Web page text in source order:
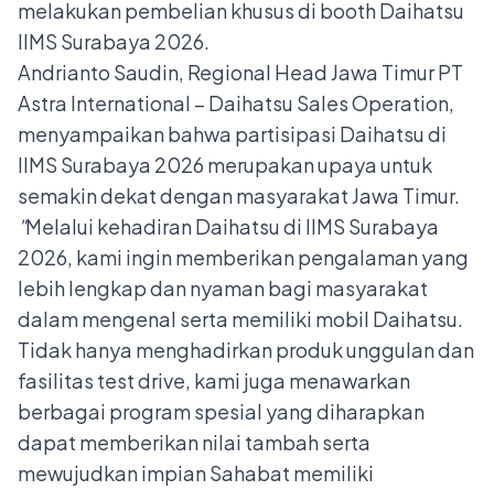
melakukan pembelian khusus di booth Daihatsu
IIMS Surabaya 2026.
Andrianto Saudin, Regional Head Jawa Timur PT
Astra International – Daihatsu Sales Operation,
menyampaikan bahwa partisipasi Daihatsu di
IIMS Surabaya 2026 merupakan upaya untuk
semakin dekat dengan masyarakat Jawa Timur.
"Melalui kehadiran Daihatsu di IIMS Surabaya
2026, kami ingin memberikan pengalaman yang
lebih lengkap dan nyaman bagi masyarakat
dalam mengenal serta memiliki mobil Daihatsu.
Tidak hanya menghadirkan produk unggulan dan
fasilitas test drive, kami juga menawarkan
berbagai program spesial yang diharapkan
dapat memberikan nilai tambah serta
mewujudkan impian Sahabat memiliki